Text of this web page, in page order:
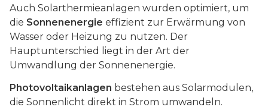
Auch Solarthermieanlagen wurden optimiert, um
die Sonnenenergie effizient zur Erwärmung von
Wasser oder Heizung zu nutzen. Der
Hauptunterschied liegt in der Art der
Umwandlung der Sonnenenergie.
Photovoltaikanlagen bestehen aus Solarmodulen,
die Sonnenlicht direkt in Strom umwandeln.